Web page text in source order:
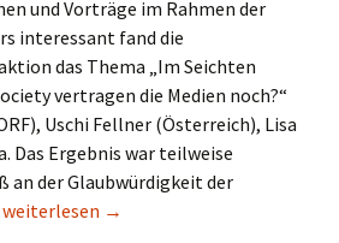
und Vorträge im Rahmen der
interessant fand die
das Thema „Im Seichten
vertragen die Medien noch?“
Uschi Fellner (Österreich), Lisa
Das Ergebnis war teilweise
an der Glaubwürdigkeit der
„Wir bezahlen niemanden für
weiterlesen →